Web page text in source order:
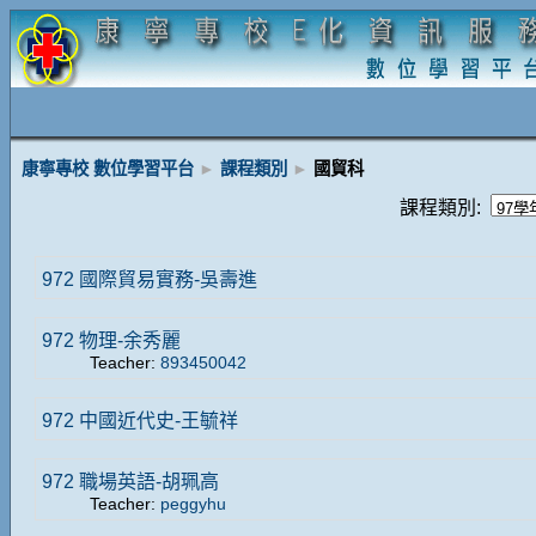
康寧專校 數位學習平台 ► 課程類別 ► 國貿科
課程類別:
972 國際貿易實務-吳壽進
972 物理-余秀麗
Teacher: 893450042
972 中國近代史-王毓祥
972 職場英語-胡珮高
Teacher: peggyhu